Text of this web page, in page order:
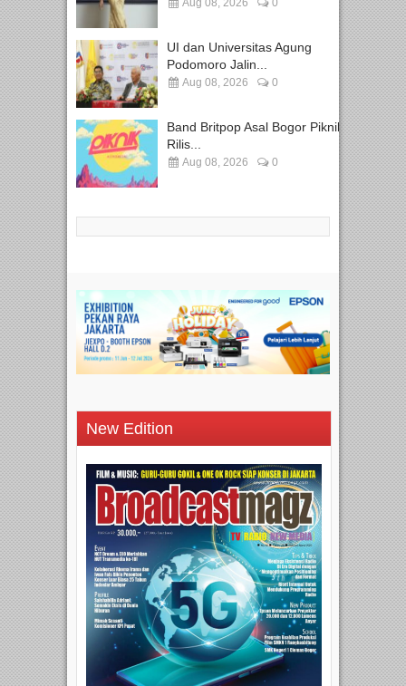
Aug 08, 2026 0
UI dan Universitas Agung
Podomoro Jalin...
Aug 08, 2026 0
Band Britpop Asal Bogor Piknik
Rilis...
Aug 08, 2026 0
New Edition